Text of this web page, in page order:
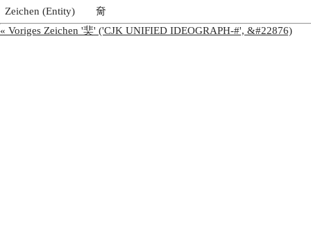
Zeichen (Entity)
奝
« Voriges Zeichen '奜' ('CJK UNIFIED IDEOGRAPH-#', &#22876)